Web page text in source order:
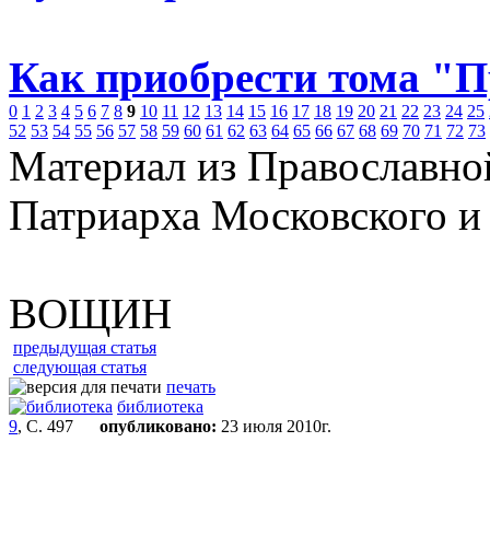
Как приобрести тома
0 1 2 3 4 5 6 7 8 9 10 11 12 13 14 15 16 17 18 19 20 21 22 23 24 25
52 53 54 55 56 57 58 59 60 61 62 63 64 65 66 67 68 69 70 71 72 73
Материал из
Патриарха Московского
ВОЩИН
предыдущая статья
следующая статья
печать
библиотека
9, С. 497 опубликовано: 23 июля 2010г.